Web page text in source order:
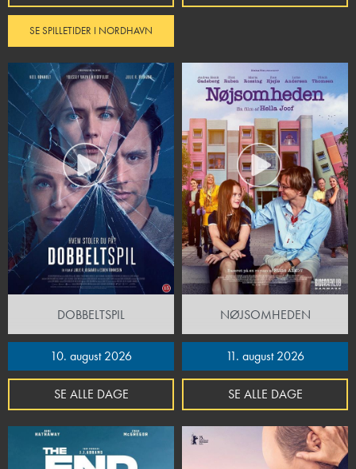
SE SPILLETIDER I NORDHAVN
DOBBELTSPIL
10. august 2026
SE ALLE DAGE
NØJSOMHEDEN
11. august 2026
SE ALLE DAGE